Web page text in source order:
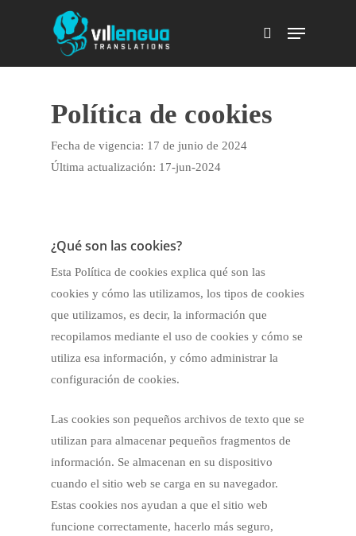
search
Menu
Política de cookies
Fecha de vigencia: 17 de junio de 2024
Última actualización: 17-jun-2024
¿Qué son las cookies?
Esta Política de cookies explica qué son las
cookies y cómo las utilizamos, los tipos de cookies
que utilizamos, es decir, la información que
recopilamos mediante el uso de cookies y cómo se
utiliza esa información, y cómo administrar la
configuración de cookies.
Las cookies son pequeños archivos de texto que se
utilizan para almacenar pequeños fragmentos de
información. Se almacenan en su dispositivo
cuando el sitio web se carga en su navegador.
Estas cookies nos ayudan a que el sitio web
funcione correctamente, hacerlo más seguro,